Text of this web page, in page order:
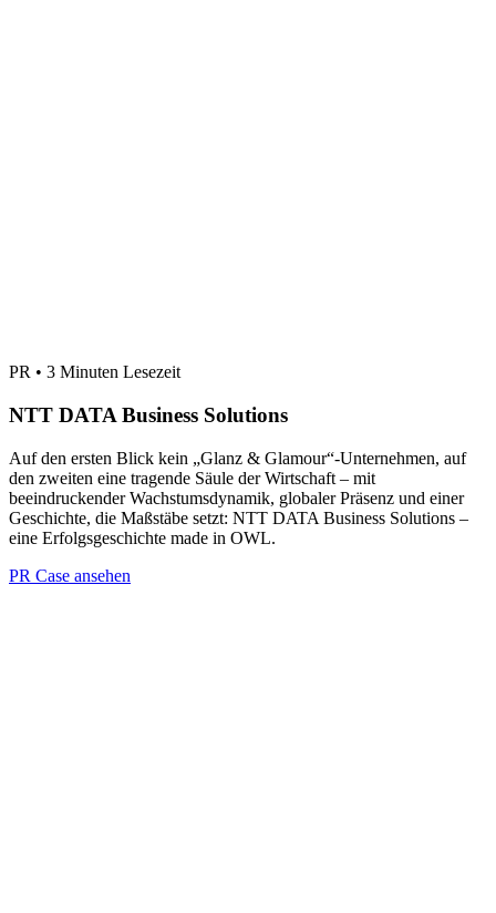
PR • 3 Minuten Lesezeit
NTT DATA Business Solutions
Auf den ersten Blick kein „Glanz & Glamour“-Unternehmen, auf
den zweiten eine tragende Säule der Wirtschaft – mit
beeindruckender Wachstumsdynamik, globaler Präsenz und einer
Geschichte, die Maßstäbe setzt: NTT DATA Business Solutions –
eine Erfolgsgeschichte made in OWL.
PR Case ansehen